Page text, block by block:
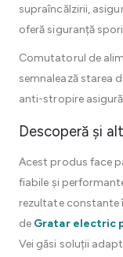
supraîncălzirii,
oferă siguranță
Comutatorul de
semnalează starea
anti-stropire
Descoperă și
Acest produs face
fiabile și
rezultate constante
de Gratar electric
Vei găsi soluții